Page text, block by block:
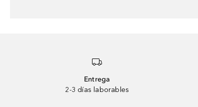
Entrega
2-3 días laborables